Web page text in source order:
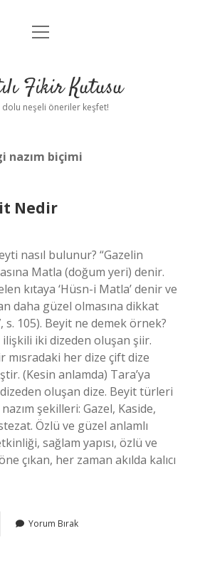
Anasayfa
Yasal Uyarı
menüyü
Fikir Kutusu
dolu neşeli öneriler keşfet!
nazım biçimi
Nedir
nasıl bulunur? “Gazelin
Matla (doğum yeri) denir.
kıtaya ‘Hüsn-i Matla’ denir ve
daha güzel olmasına dikkat
s. 105). Beyit ne demek örnek?
ilişkili iki dizeden oluşan şiir.
mısradaki her dize çift dize
(Kesin anlamda) Tara’ya
oluşan dize. Beyit türleri
şekilleri: Gazel, Kaside,
Özlü ve güzel anlamlı
sağlam yapısı, özlü ve
çıkan, her zaman akılda kalıcı
Yorum Bırak